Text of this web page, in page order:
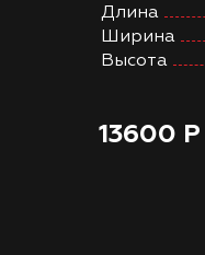
Длина
Ширина
Высота
13600 Р